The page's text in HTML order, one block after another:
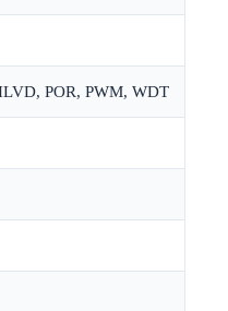
POR, PWM, WDT